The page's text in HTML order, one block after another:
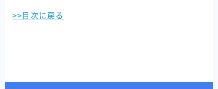
>>目次に戻る